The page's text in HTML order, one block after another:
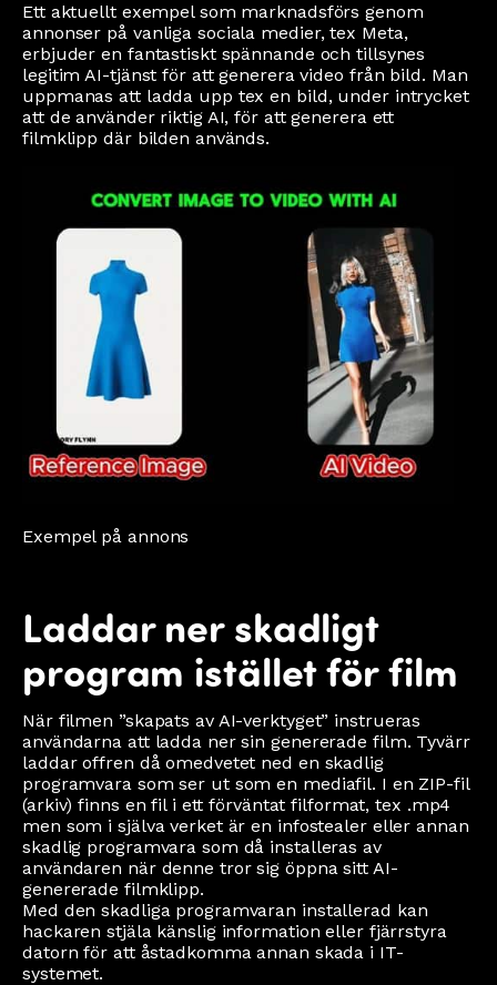
Ett aktuellt exempel som marknadsförs genom
annonser på vanliga sociala medier, tex Meta,
erbjuder en fantastiskt spännande och tillsynes
legitim AI-tjänst för att generera video från bild. Man
uppmanas att ladda upp tex en bild, under intrycket
att de använder riktig AI, för att generera ett
filmklipp där bilden används.
Exempel på annons
Laddar ner skadligt
program istället för film
När filmen ”skapats av AI-verktyget” instrueras
användarna att ladda ner sin genererade film. Tyvärr
laddar offren då omedvetet ned en skadlig
programvara som ser ut som en mediafil. I en ZIP-fil
(arkiv) finns en fil i ett förväntat filformat, tex .mp4
men som i själva verket är en infostealer eller annan
skadlig programvara som då installeras av
användaren när denne tror sig öppna sitt AI-
genererade filmklipp.
Med den skadliga programvaran installerad kan
hackaren stjäla känslig information eller fjärrstyra
datorn för att åstadkomma annan skada i IT-
systemet.